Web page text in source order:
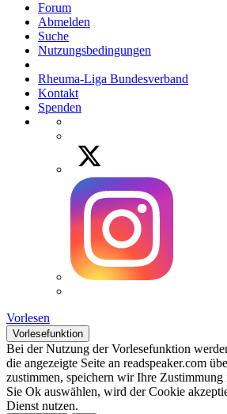
Forum
Abmelden
Suche
Nutzungsbedingungen
Rheuma-Liga Bundesverband
Kontakt
Spenden
Vorlesen
Vorlesefunktion
Bei der Nutzung der Vorlesefunktion
die angezeigte Seite an readspeaker.com
zustimmen, speichern wir Ihre
Sie Ok auswählen, wird der Cookie
Dienst nutzen.